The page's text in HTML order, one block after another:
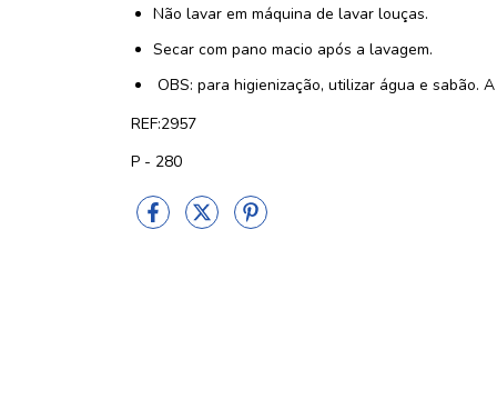
Não lavar em máquina de lavar louças.
Secar com pano macio após a lavagem.
OBS: para higienização, utilizar água e sabão.
REF:2957
P - 280